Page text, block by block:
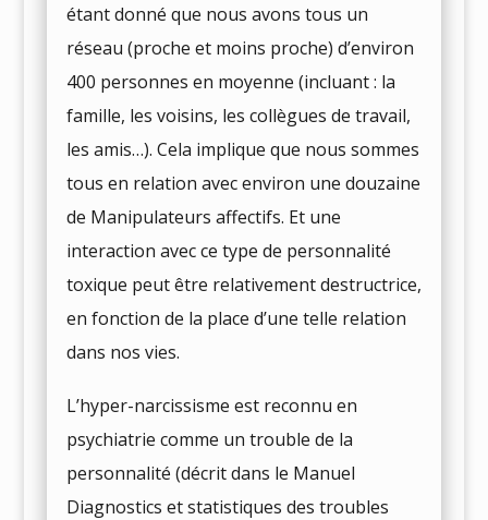
étant donné que nous avons tous un
réseau (proche et moins proche) d’environ
400 personnes en moyenne (incluant : la
famille, les voisins, les collègues de travail,
les amis…). Cela implique que nous sommes
tous en relation avec environ une douzaine
de Manipulateurs affectifs. Et une
interaction avec ce type de personnalité
toxique peut être relativement destructrice,
en fonction de la place d’une telle relation
dans nos vies.
L’hyper-narcissisme est reconnu en
psychiatrie comme un trouble de la
personnalité (décrit dans le Manuel
Diagnostics et statistiques des troubles